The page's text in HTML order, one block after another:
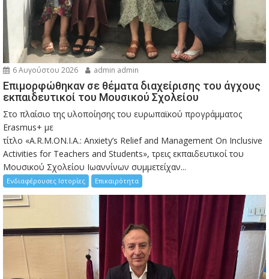
6 Αυγούστου 2026 admin admin
Eπιμορφώθηκαν σε θέματα διαχείρισης του άγχους
εκπαιδευτικοί του Μουσικού Σχολείου
Στο πλαίσιο της υλοποίησης του ευρωπαϊκού προγράμματος
Erasmus+ με
τίτλο «A.R.M.ON.I.A.: Anxiety’s Relief and Management On Inclusive
Activities for Teachers and Students», τρεις εκπαιδευτικοί του
Μουσικού Σχολείου Ιωαννίνων συμμετείχαν...
Ενδιαφέρουσες Ιστορίες Επικαιρότητα